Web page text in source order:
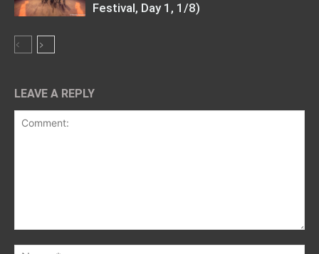
Festival, Day 1, 1/8)
LEAVE A REPLY